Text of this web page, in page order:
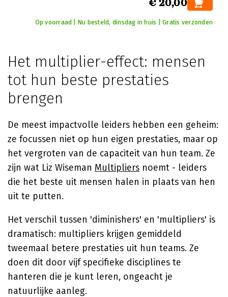
€ 20,00
Op voorraad | Nu besteld, dinsdag in huis | Gratis verzonden
Het multiplier-effect: mensen
tot hun beste prestaties
brengen
De meest impactvolle leiders hebben een geheim:
ze focussen niet op hun eigen prestaties, maar op
het vergroten van de capaciteit van hun team. Ze
zijn wat Liz Wiseman Multipliers noemt - leiders
die het beste uit mensen halen in plaats van hen
uit te putten.
Het verschil tussen 'diminishers' en 'multipliers' is
dramatisch: multipliers krijgen gemiddeld
tweemaal betere prestaties uit hun teams. Ze
doen dit door vijf specifieke disciplines te
hanteren die je kunt leren, ongeacht je
natuurlijke aanleg.